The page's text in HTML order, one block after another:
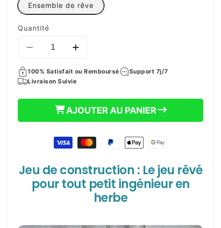
Ensemble de rêve
Quantité
Réduire
quantité
de
CONSTRUCTION
|
TRACTEUR
Augmenter
quantité
de
CONSTRUCTION
|
TRACTEUR
100% Satisfait ou Remboursé
Support 7j/7
Livraison Suivie
AJOUTER AU PANIER
Jeu de construction : Le jeu rêvé
pour tout petit ingénieur en
herbe